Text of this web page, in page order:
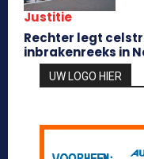
Justitie
Rechter legt
inbrakenreeks in
UW LOGO HIER